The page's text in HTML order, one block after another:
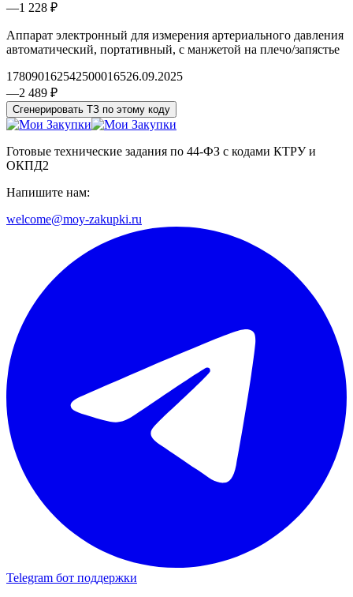
—1 228 ₽
Аппарат электронный для измерения артериального давления
автоматический, портативный, с манжетой на плечо/запястье
178090162542500016526.09.2025
—2 489 ₽
Сгенерировать ТЗ по этому коду
Готовые технические задания по 44-ФЗ с кодами КТРУ и
ОКПД2
Напишите нам:
welcome@moy-zakupki.ru
Telegram бот поддержки